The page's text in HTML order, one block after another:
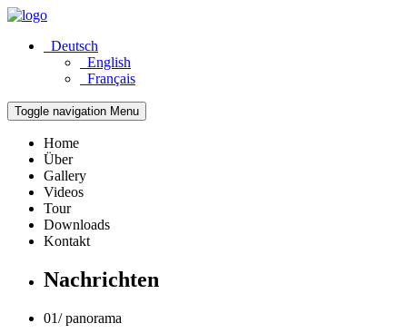
Deutsch
English
Français
Toggle navigation Menu
Home
Über
Gallery
Videos
Tour
Downloads
Kontakt
Nachrichten
01/ panorama